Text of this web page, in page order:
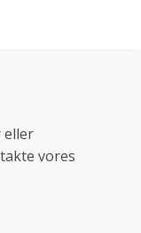
eller
vores